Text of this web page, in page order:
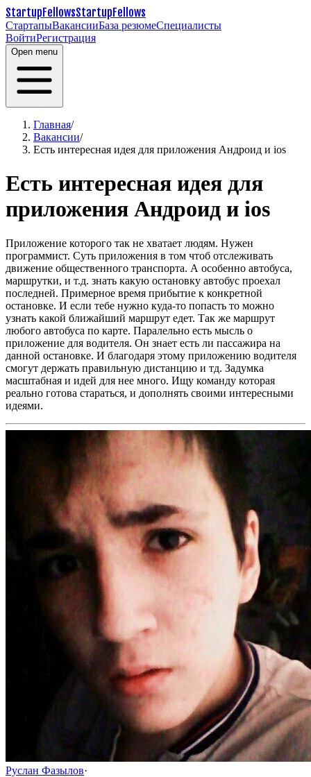
StartupFellowsStartupFellows
СтартапыВакансииБаза резюмеСпециалисты
ВойтиРегистрация
Open menu
Главная/
Вакансии/
Есть интересная идея для приложения Андроид и ios
Есть интересная идея для
приложения Андроид и ios
Приложение которого так не хватает людям. Нужен
программист. Суть приложения в том чтоб отслеживать
движение общественного транспорта. А особенно автобуса,
маршрутки, и т.д. знать какую остановку автобус проехал
последней. Примерное время прибытие к конкретной
остановке. И если тебе нужно куда-то попасть то можно
узнать какой ближайший маршрут едет. Так же маршрут
любого автобуса по карте. Паралельно есть мысль о
приложение для водителя. Он знает есть ли пассажира на
данной остановке. И благодаря этому приложению водителя
смогут держать правильную дистанцию и тд. Задумка
масштабная и идей для нее много. Ищу команду которая
реально готова стараться, и дополнять своими интересными
идеями.
Руслан Фазылов·